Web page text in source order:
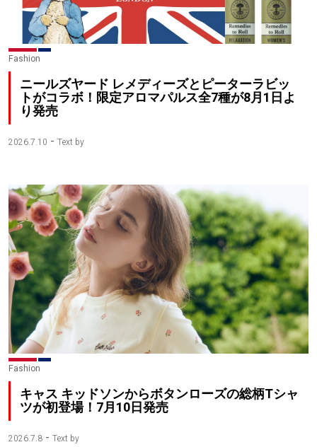
Fashion
ニールズヤード レメディーズとピーターラビッ
トがコラボ！限定アロマパルス全7種が8月1日よ
り発売
2026.7.10 - Text by
Fashion
キャス キッドソンからボタンローズの総柄Tシャ
ツが初登場！7月10日発売
2026.7.8 - Text by